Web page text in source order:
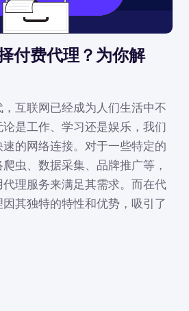
付费代理？为你解
互联网已经成为人们生活中不
是工作、学习还是娱乐，我们
的网络连接。对于一些特定的
虫、数据采集、品牌推广等，
理服务来满足其需求。而在代
其独特的特性和优势，吸引了